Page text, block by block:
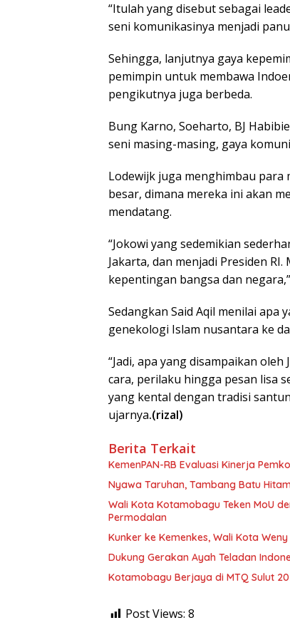
“Itulah yang disebut sebagai
seni komunikasinya menjadi
Sehingga, lanjutnya gaya
pemimpin untuk membawa
pengikutnya juga berbeda.
Bung Karno, Soeharto, BJ
seni masing-masing, gaya
Lodewijk juga menghimbau para
besar, dimana mereka ini akan
mendatang.
“Jokowi yang sedemikian
Jakarta, dan menjadi Presiden
kepentingan bangsa dan
Sedangkan Said Aqil menilai apa
genekologi Islam nusantara ke
“Jadi, apa yang disampaikan
cara, perilaku hingga pesan lisa
yang kental dengan tradisi
ujarnya.(rizal)
Berita Terkait
KemenPAN-RB Evaluasi Kinerja
Nyawa Taruhan, Tambang Batu
Wali Kota Kotamobagu Teken MoU
Permodalan
Kunker ke Kemenkes, Wali Kota
Dukung Gerakan Ayah Teladan
Kotamobagu Berjaya di MTQ Sulut
Post Views: 8